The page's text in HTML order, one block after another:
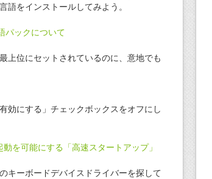
語をインストールしてみよう。
パックについて
上位にセットされているのに、意地でも
効にする」チェックボックスをオフにし
を可能にする「高速スタートアップ」
キーボードデバイスドライバーを探して